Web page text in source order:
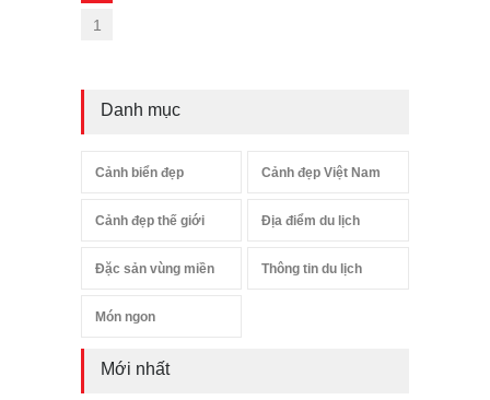
1
Danh mục
Cảnh biển đẹp Cảnh đẹp Việt Nam
Cảnh đẹp thế giới Địa điểm du lịch
Đặc sản vùng miền Thông tin du lịch
Món ngon
Mới nhất